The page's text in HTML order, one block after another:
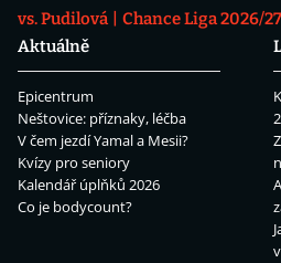
vs. Pudilová
Chance Liga 2026/27
Aktuálně
Epicentrum
Neštovice: příznaky, léčba
V čem jezdí Yamal a Mesii?
Kvízy pro seniory
Kalendář úplňků 2026
Co je bodycount?